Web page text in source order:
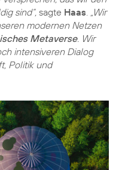
sind“, sagte Haas. „Wir
modernen Netzen
Metaverse. Wir
intensiveren Dialog
Politik und